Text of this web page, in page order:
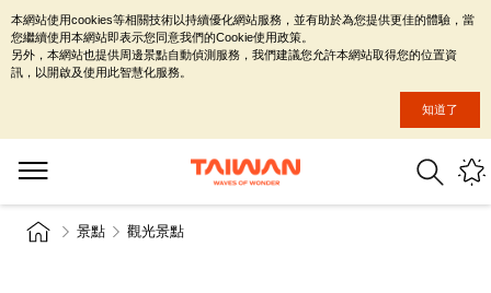
景點 觀光景點
本網站使用cookies等相關技術以持續優化網站服務，並有助於為您提供更佳的體驗，當
您繼續使用本網站即表示您同意我們的Cookie使用政策。
另外，本網站也提供周邊景點自動偵測服務，我們建議您允許本網站取得您的位置資
訊，以開啟及使用此智慧化服務。
知道了